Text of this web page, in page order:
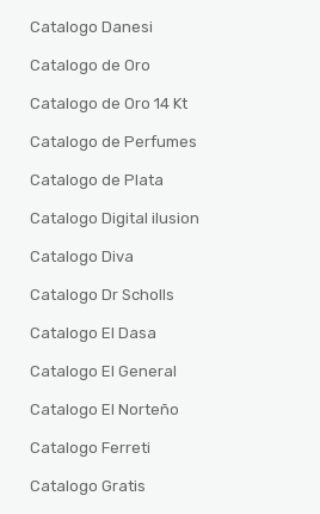
Catalogo Danesi
Catalogo de Oro
Catalogo de Oro 14 Kt
Catalogo de Perfumes
Catalogo de Plata
Catalogo Digital ilusion
Catalogo Diva
Catalogo Dr Scholls
Catalogo El Dasa
Catalogo El General
Catalogo El Norteño
Catalogo Ferreti
Catalogo Gratis